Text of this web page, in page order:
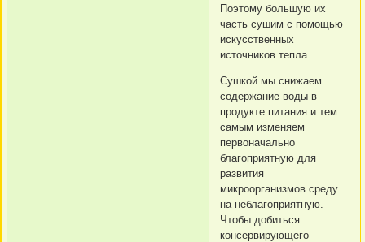
Поэтому большую их
часть сушим с помощью
искусственных
источников тепла.
Сушкой мы снижаем
содержание воды в
продукте питания и тем
самым изменяем
первоначально
благоприятную для
развития
микроорганизмов среду
на неблагоприятную.
Чтобы добиться
консервирующего